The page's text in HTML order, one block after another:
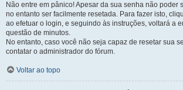
Não entre em pânico! Apesar da sua senha não poder
no entanto ser facilmente resetada. Para fazer isto,
ao efetuar o login, e seguindo às instruções, voltará a
questão de minutos.
No entanto, caso você não seja capaz de resetar sua
contatar o administrador do fórum.
Voltar ao topo